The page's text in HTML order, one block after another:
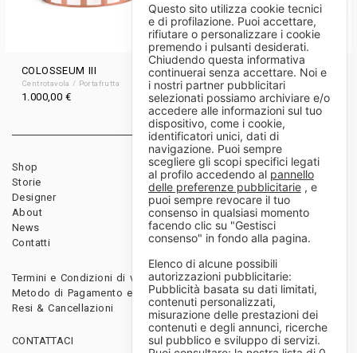
COLOSSEUM III
Centrotavola / Portafrutta
1.000,00€
GAMBONE
Alzata
Da310,00€
Shop
Storie
Designer
About
News
Contatti
Rivenditori
Download
Diventa rivenditore
Termini e Condizioni di vendita
Metodo di Pagamento e Spedizioni
Resi & Cancellazioni
CONTATTACI
Questo sito utilizza cookie tecnici
e di profilazione. Puoi accettare,
rifiutare o personalizzare i cookie
premendo i pulsanti desiderati.
Chiudendo questa informativa
continuerai senza accettare. Noi e
i nostri partner pubblicitari
selezionati possiamo archiviare e/o
accedere alle informazioni sul tuo
dispositivo, come i cookie,
identificatori unici, dati di
navigazione. Puoi sempre
scegliere gli scopi specifici legati
al profilo accedendo al pannello
delle preferenze pubblicitarie, e
puoi sempre revocare il tuo
consenso in qualsiasi momento
facendo clic su "Gestisci
consenso" in fondo alla pagina.
Elenco di alcune possibili
autorizzazioni pubblicitarie:
Pubblicità basata su dati limitati,
contenuti personalizzati,
misurazione delle prestazioni dei
contenuti e degli annunci, ricerche
sul pubblico e sviluppo di servizi.